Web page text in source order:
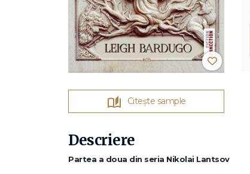
Citește sample
Descriere
Partea a doua din seria Nikolai Lantsov